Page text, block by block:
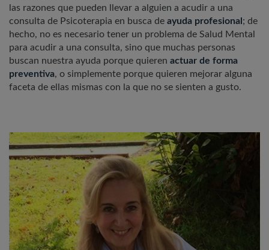
las razones que pueden llevar a alguien a acudir a una
consulta de Psicoterapia en busca de ayuda profesional ; de
hecho, no es necesario tener un problema de Salud Mental
para acudir a una consulta, sino que muchas personas
buscan nuestra ayuda porque quieren actuar de forma
preventiva, o simplemente porque quieren mejorar alguna
faceta de ellas mismas con la que no se sienten a gusto.